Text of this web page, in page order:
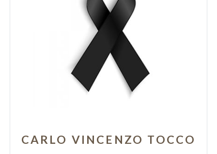
CARLO VINCENZO TOCCO